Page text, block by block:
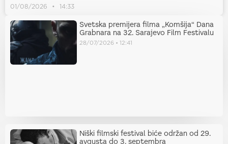
01/08/2026 14:33
Svetska premijera filma „Komšija“ Dana
Grabnara na 32. Sarajevo Film Festivalu
28/07/2026 12:41
Niški filmski festival biće održan od 29.
avgusta do 3. septembra